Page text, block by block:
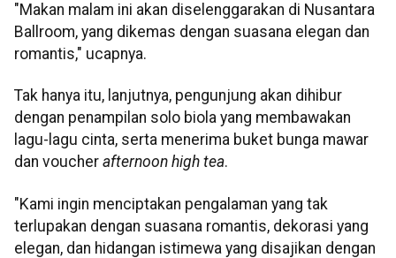
"Makan malam ini akan diselenggarakan di Nusantara
Ballroom, yang dikemas dengan suasana elegan dan
romantis," ucapnya.
Tak hanya itu, lanjutnya, pengunjung akan dihibur
dengan penampilan solo biola yang membawakan
lagu-lagu cinta, serta menerima buket bunga mawar
dan voucher afternoon high tea.
"Kami ingin menciptakan pengalaman yang tak
terlupakan dengan suasana romantis, dekorasi yang
elegan, dan hidangan istimewa yang disajikan dengan